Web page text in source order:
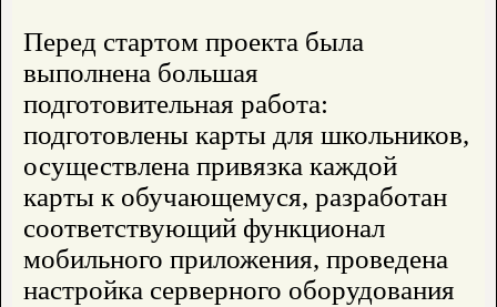
Перед стартом проекта была
выполнена большая
подготовительная работа:
подготовлены карты для школьников,
осуществлена привязка каждой
карты к обучающемуся, разработан
соответствующий функционал
мобильного приложения, проведена
настройка серверного оборудования